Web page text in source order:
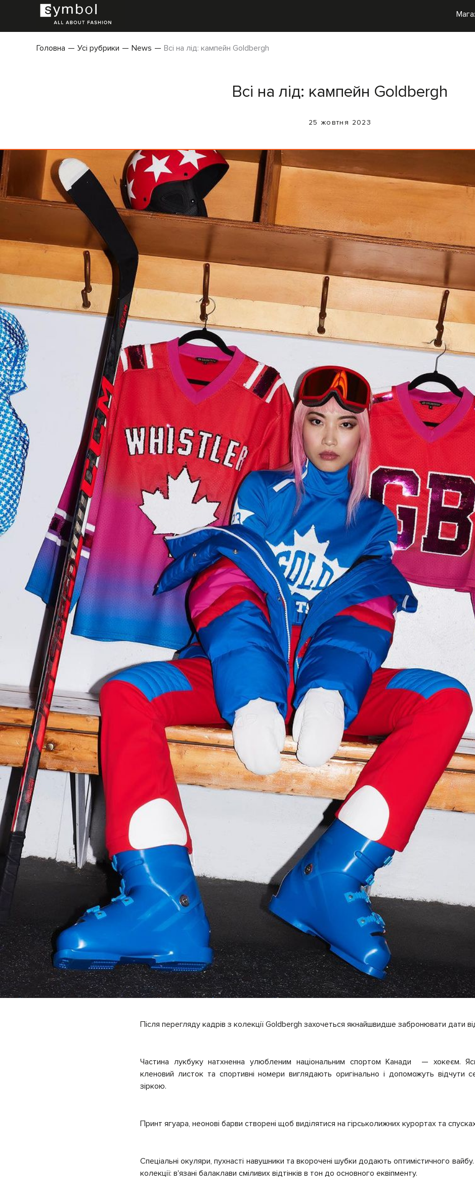
Головна Усі рубрики News Всі на лід: кампейн Goldbergh
Всі на лід: кампейн Goldbergh
25 жовтня 2023
Після перегляду кадрів з колекції Goldbergh захочеться якнайшвидше забронювати дати
Частина лукбуку натхненна улюбленим національним спортом Канади — хокеєм.
кленовий листок та спортивні номери виглядають оригінально і допоможуть відчути
зіркою.
Принт ягуара, неонові барви створені щоб виділятися на гірськолижних курортах та
Спеціальні окуляри, пухнасті навушники та вкорочені шубки додають оптимістичного
колекції: в'язані балаклави сміливих відтінків в тон до основного еквіпменту.